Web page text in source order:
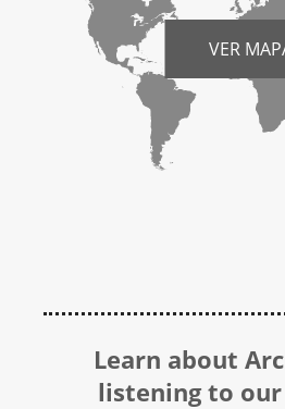
VER
Learn about
listening to